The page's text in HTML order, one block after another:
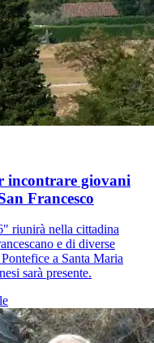
incontrare giovani
Francesco
riunirà nella cittadina
e di diverse
a Santa Maria
sarà presente.